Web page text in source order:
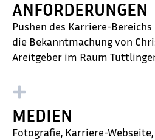
ANFORDERUNGEN
Pushen des Karriere-
die Bekanntmachung von
Areitgeber im Raum
MEDIEN
Fotografie, Karriere-